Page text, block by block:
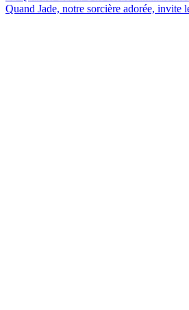
Quand Jade, notre sorcière adorée, invite